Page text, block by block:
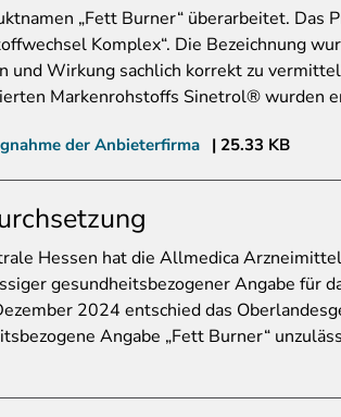
„Fett Burner“ überarbeitet. Das
Komplex“. Die Bezeichnung
und Wirkung sachlich korrekt zu
Markenrohstoffs Sinetrol® wurden
der Anbieterfirma 25.33 KB
Hessen hat die Allmedica
gesundheitsbezogener Angabe für
2024 entschied das
Angabe „Fett Burner“